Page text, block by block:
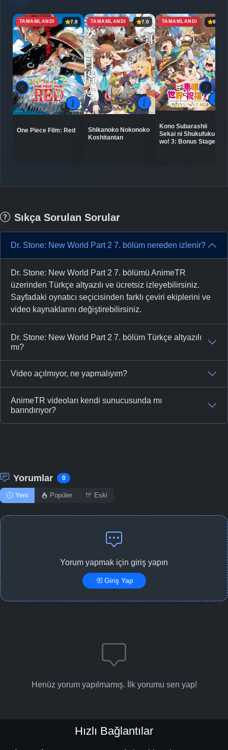
TAMAMLANDI 7.8
One Piece Film: Red
TAMAMLANDI 7.0
Shikanoko Nokonoko
Koshitantan
TAMAMLANDI 8.2
Kono Subarashii
Sekai ni Shukufuku
wo! 3: Bonus Stage
Sıkça Sorulan Sorular
Dr. Stone: New World Part 2 7. bölüm nereden izlenir?
Dr. Stone: New World Part 2 7. bölümü AnimeTR
üzerinden Türkçe altyazılı ve ücretsiz izleyebilirsiniz.
Sayfadaki oynatıcı seçicisinden farklı çeviri ekiplerini ve
video kaynaklarını değiştirebilirsiniz.
Dr. Stone: New World Part 2 7. bölüm Türkçe altyazılı
mı?
Video açılmıyor, ne yapmalıyım?
AnimeTR videoları kendi sunucusunda mı
barındırıyor?
Yorumlar 0
Yeni Popüler Eski
Yorum yapmak için giriş yapın
Giriş Yap
Henüz yorum yapılmamış. İlk yorumu sen yap!
Hızlı Bağlantılar